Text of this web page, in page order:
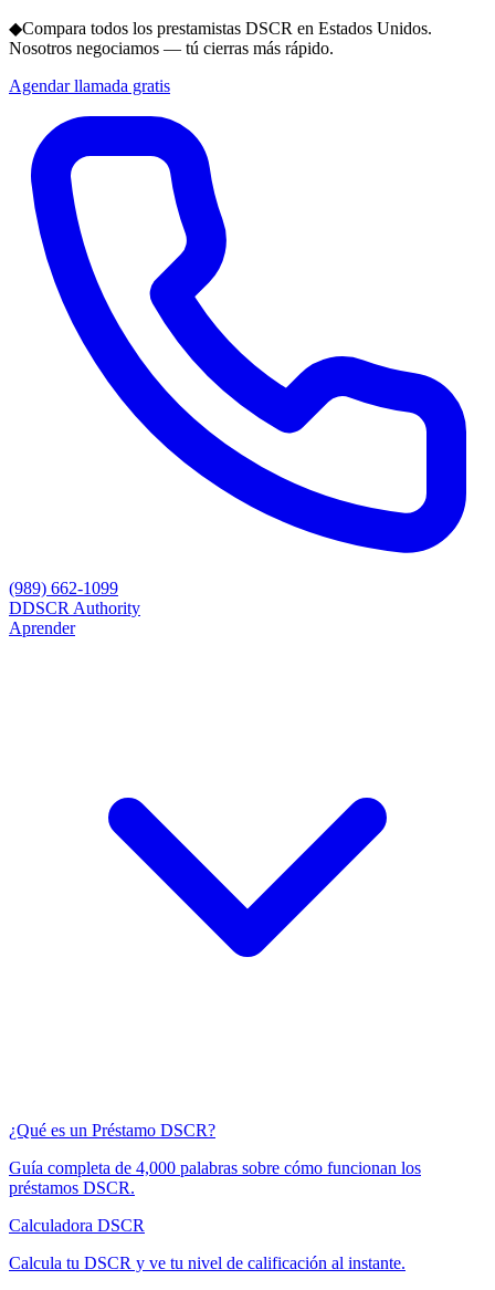
◆Compara todos los prestamistas DSCR en Estados Unidos.
Nosotros negociamos — tú cierras más rápido.
Agendar llamada gratis
(989) 662-1099
DDSCR Authority
Aprender
¿Qué es un Préstamo DSCR?
Guía completa de 4,000 palabras sobre cómo funcionan los
préstamos DSCR.
Calculadora DSCR
Calcula tu DSCR y ve tu nivel de calificación al instante.